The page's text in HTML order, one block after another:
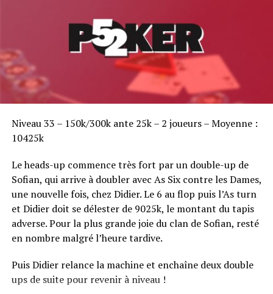
Niveau 33 – 150k/300k ante 25k – 2 joueurs – Moyenne :
10425k
Le heads-up commence très fort par un double-up de
Sofian, qui arrive à doubler avec As Six contre les Dames,
une nouvelle fois, chez Didier. Le 6 au flop puis l’As turn
et Didier doit se délester de 9025k, le montant du tapis
adverse. Pour la plus grande joie du clan de Sofian, resté
en nombre malgré l’heure tardive.
Puis Didier relance la machine et enchaîne deux double
ups de suite pour revenir à niveau !